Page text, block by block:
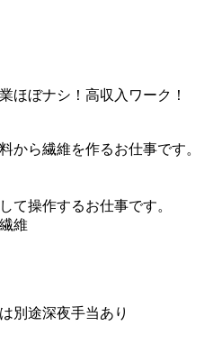
ほぼナシ！高収入ワーク！
から繊維を作るお仕事です。
て操作するお仕事です。
維
別途深夜手当あり